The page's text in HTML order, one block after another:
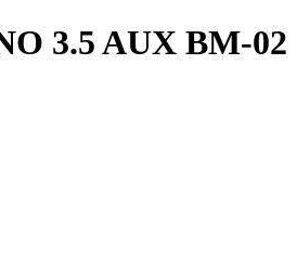
3.5 AUX BM-02